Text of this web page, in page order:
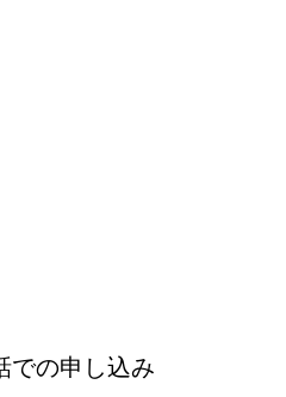
での申し込み